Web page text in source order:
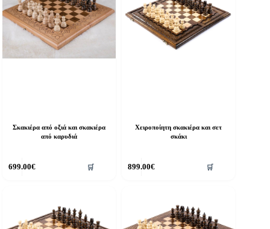
Σκακιέρα από οξιά και σκακιέρα
από καρυδιά
699.00€ 🛒
Χειροποίητη σκακιέρα και σετ
σκάκι
899.00€ 🛒